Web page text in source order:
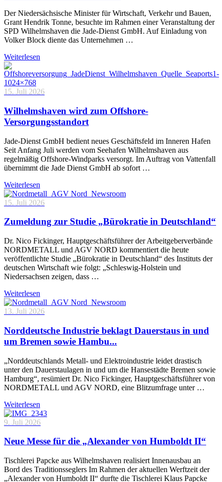
Der Niedersächsische Minister für Wirtschaft, Verkehr und Bauen,
Grant Hendrik Tonne, besuchte im Rahmen einer Veranstaltung der
SPD Wilhelmshaven die Jade-Dienst GmbH. Auf Einladung von
Volker Block diente das Unternehmen …
Weiterlesen
15. Juli 2026
Wilhelmshaven wird zum Offshore-
Versorgungsstandort
Jade-Dienst GmbH bedient neues Geschäftsfeld im Inneren Hafen
Seit Anfang Juli werden vom Seehafen Wilhelmshaven aus
regelmäßig Offshore-Windparks versorgt. Im Auftrag von Vattenfall
übernimmt die Jade Dienst GmbH ab sofort …
Weiterlesen
15. Juli 2026
Zumeldung zur Studie „Bürokratie in Deutschland“
Dr. Nico Fickinger, Hauptgeschäftsführer der Arbeitgeberverbände
NORDMETALL und AGV NORD kommentiert die heute
veröffentlichte Studie „Bürokratie in Deutschland“ des Instituts der
deutschen Wirtschaft wie folgt: „Schleswig-Holstein und
Niedersachsen zeigen, dass …
Weiterlesen
13. Juli 2026
Norddeutsche Industrie beklagt Dauerstaus in und
um Bremen sowie Hambu...
„Norddeutschlands Metall- und Elektroindustrie leidet drastisch
unter den Dauerstaulagen in und um die Hansestädte Bremen sowie
Hamburg“, resümiert Dr. Nico Fickinger, Hauptgeschäftsführer von
NORDMETALL und AGV NORD, eine Blitzumfrage unter …
Weiterlesen
9. Juli 2026
Neue Messe für die „Alexander von Humboldt II“
Tischlerei Papcke aus Wilhelmshaven realisiert Innenausbau an
Bord des Traditionsseglers Im Rahmen der aktuellen Werftzeit der
„Alexander von Humboldt II“ durfte die Tischlerei Klaus Papcke